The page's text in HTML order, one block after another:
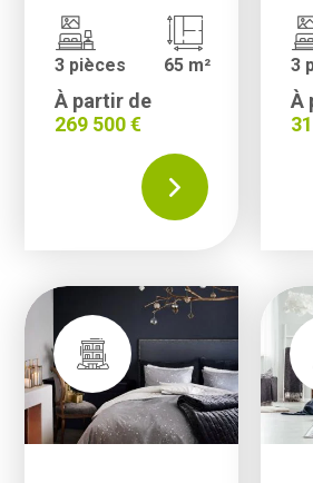
3 pièces 65 m²
À partir de
269 500 €
3
À